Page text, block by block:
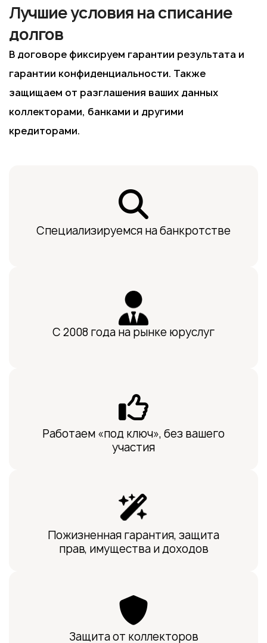
Лучшие условия на списание
долгов
В договоре фиксируем гарантии результата и
гарантии конфиденциальности. Также
защищаем от разглашения ваших данных
коллекторами, банками и другими
кредиторами.
Специализируемся на банкротстве
С 2008 года на рынке юруслуг
Работаем «под ключ», без вашего
участия
Пожизненная гарантия, защита
прав, имущества и доходов
Защита от коллекторов